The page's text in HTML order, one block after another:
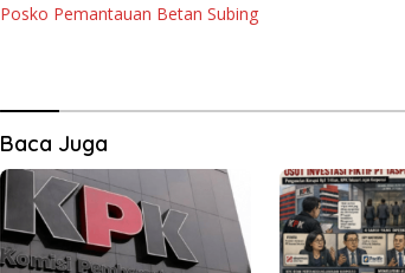
Posko Pemantauan Betan Subing
Baca Juga